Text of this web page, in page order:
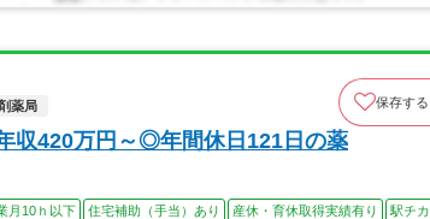
薬局 保存する
収420万円～◎年間休日121日の薬
月10ｈ以下 住宅補助（手当）あり 産休・育休取得実績有り
駅チカ